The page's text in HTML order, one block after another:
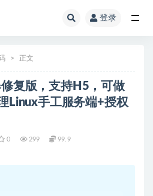
登录
正文
复版，支持H5，可做
Linux手工服务端+授权
0 299 99.9